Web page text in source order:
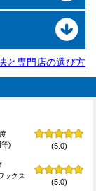
と専門店の選び方
等)
(5.0)
ックス
(5.0)